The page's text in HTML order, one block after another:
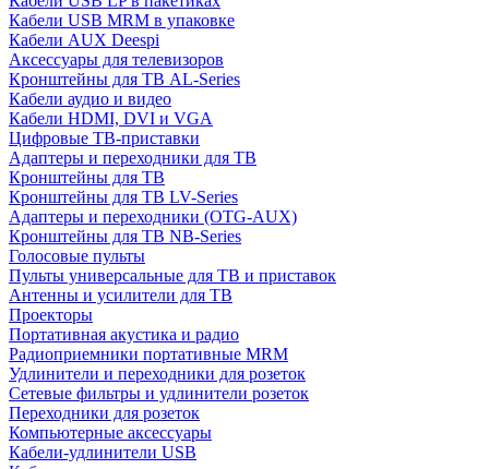
Кабели USB MRM в упаковке
Кабели AUX Deespi
Аксессуары для телевизоров
Кронштейны для ТВ AL-Series
Кабели аудио и видео
Кабели HDMI, DVI и VGA
Цифровые ТВ-приставки
Адаптеры и переходники для ТВ
Кронштейны для ТВ
Кронштейны для ТВ LV-Series
Адаптеры и переходники (OTG-AUX)
Кронштейны для ТВ NB-Series
Голосовые пульты
Пульты универсальные для ТВ и приставок
Антенны и усилители для ТВ
Проекторы
Портативная акустика и радио
Радиоприемники портативные MRM
Удлинители и переходники для розеток
Сетевые фильтры и удлинители розеток
Переходники для розеток
Компьютерные аксессуары
Кабели-удлинители USB